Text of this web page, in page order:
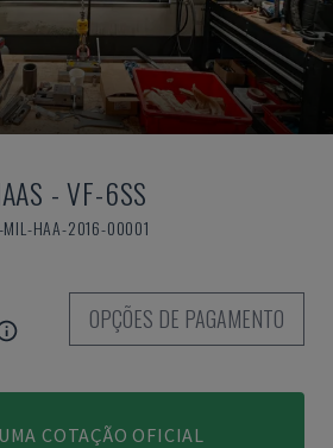
-VF-6SS
MIL-HAA-2016-00001
OPÇÕES DE PAGAMENTO
COTAÇÃO OFICIAL